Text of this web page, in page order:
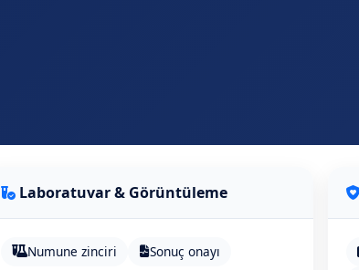
Laboratuvar & Görüntüleme
Numune zinciri Sonuç onayı